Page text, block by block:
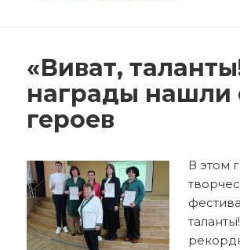
«Виват,
награды нашли
героев
В этом